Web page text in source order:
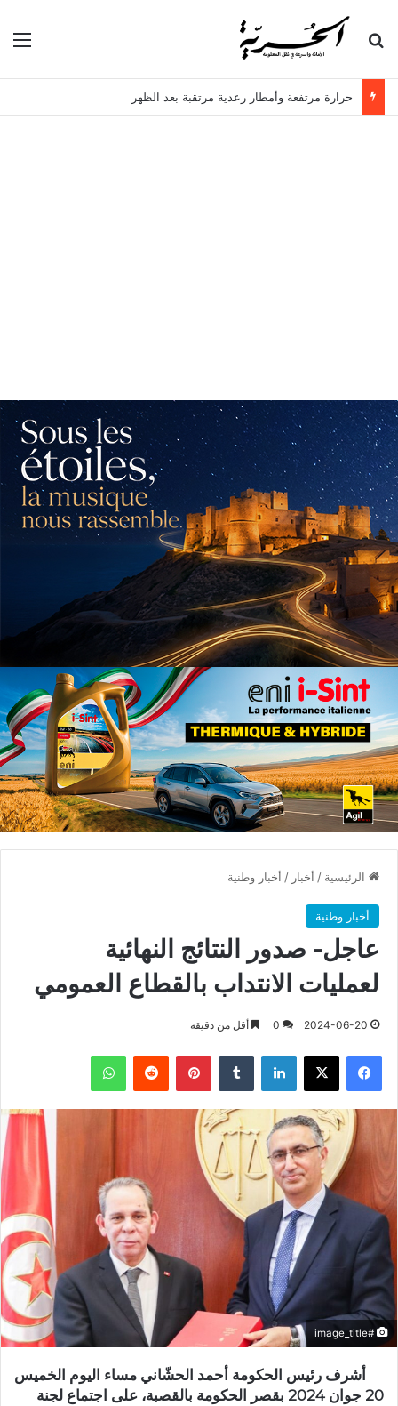
بحث عن
حرارة مرتفعة وأمطار رعدية مرتقبة بعد الظهر
الرئيسية / أخبار / أخبار وطنية
أخبار وطنية
عاجل- صدور النتائج النهائية
لعمليات الانتداب بالقطاع العمومي
2024-06-20
0 أقل من دقيقة
فيسبوك X لينكدإن بينتيريست واتساب
#image_title
أشرف رئيس الحكومة أحمد الحشّاني مساء اليوم الخميس
20 جوان 2024 بقصر الحكومة بالقصبة، على اجتماع لجنة